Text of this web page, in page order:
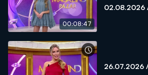
00:08:47
02.08.2026
26.07.2026